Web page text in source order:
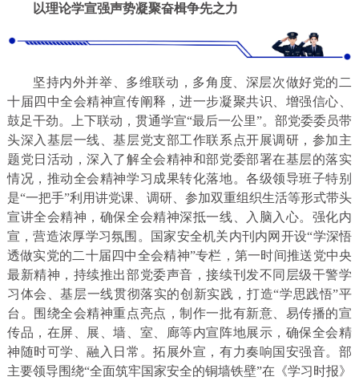
以理论学宣强声势凝聚奋楫争先之力
坚持内外并举、多维联动，多角度、深层次做好党的二
十届四中全会精神宣传阐释，进一步凝聚共识、增强信心、
鼓足干劲。上下联动，贯通学宣“最后一公里”。部党委委员带
头深入基层一线、基层党支部工作联系点开展调研，参加主
题党日活动，深入了解全会精神和部党委部署在基层的落实
情况，推动全会精神学习成果转化落地。各级领导班子特别
是“一把手”利用讲党课、调研、参加双重组织生活等形式带头
宣讲全会精神，确保全会精神深抵一线、入脑入心。强化内
宣，营造浓厚学习氛围。国家安全机关内刊内网开设“学深悟
透做实党的二十届四中全会精神”专栏，第一时间推送党中央
最新精神，持续推出部党委声音，接续刊发不同层级干警学
习体会、基层一线贯彻落实的创新实践，打造“学思践悟”平
台。围绕全会精神重点亮点，制作一批有新意、易传播的宣
传品，在屏、展、墙、室、廊等内宣阵地展示，确保全会精
神随时可学、融入日常。拓展外宣，有力奏响国安强音。部
主要领导围绕“全面筑牢国家安全的铜墙铁壁”在《学习时报》